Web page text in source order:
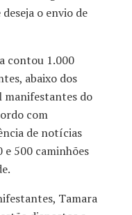
deseja o envio de
contou 1.000
abaixo dos
manifestantes do
com
de notícias
500 caminhões
Tamara